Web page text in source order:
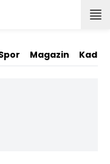
Magazin Kadın